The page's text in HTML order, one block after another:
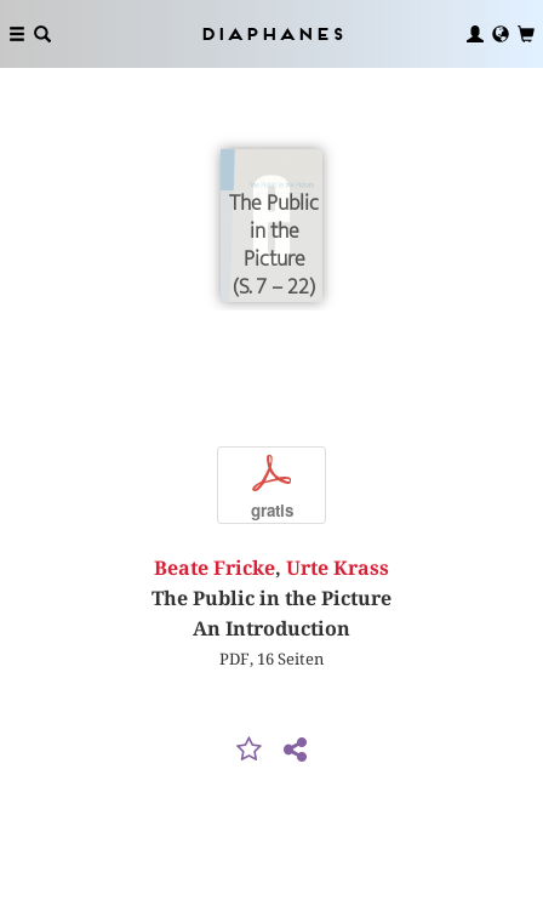
Diaphanes
The Public
in the
Picture
(S. 7 – 22)
p
gratis
Beate Fricke, Urte Krass
The Public in the Picture
An Introduction
PDF, 16 Seiten